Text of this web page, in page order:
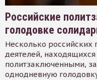
Российские
голодовке
Несколько
деятелей,
политзаключенными,
однодневную